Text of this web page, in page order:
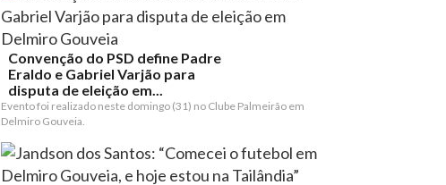
Convenção do PSD define Padre
Eraldo e Gabriel Varjão para
disputa de eleição em...
Evento foi realizado neste domingo (31) no Clube Palmeirão em
Delmiro Gouveia.